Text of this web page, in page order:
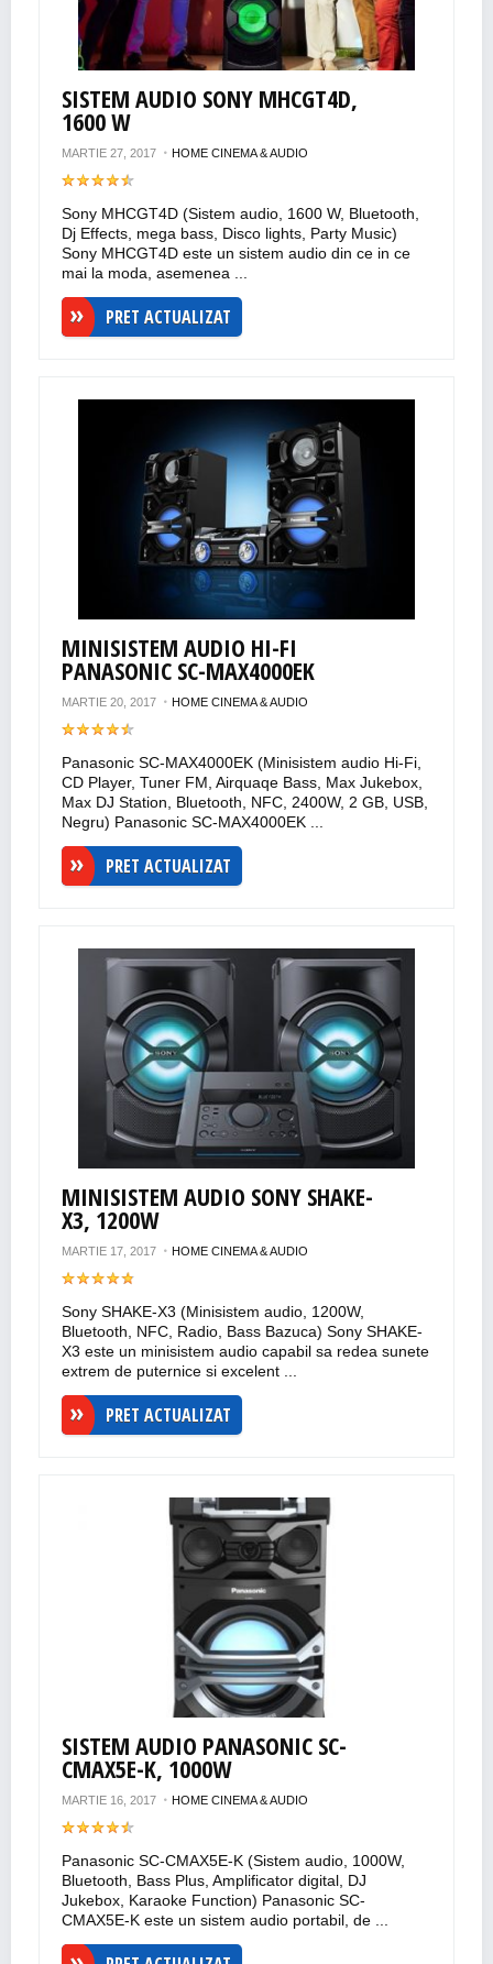
SISTEM AUDIO SONY MHCGT4D,
1600 W
MARTIE 27, 2017 HOME CINEMA & AUDIO
Sony MHCGT4D (Sistem audio, 1600 W, Bluetooth,
Dj Effects, mega bass, Disco lights, Party Music)
Sony MHCGT4D este un sistem audio din ce in ce
mai la moda, asemenea ...
PRET ACTUALIZAT
MINISISTEM AUDIO HI-FI
PANASONIC SC-MAX4000EK
MARTIE 20, 2017 HOME CINEMA & AUDIO
Panasonic SC-MAX4000EK (Minisistem audio Hi-Fi,
CD Player, Tuner FM, Airquaqe Bass, Max Jukebox,
Max DJ Station, Bluetooth, NFC, 2400W, 2 GB, USB,
Negru) Panasonic SC-MAX4000EK ...
PRET ACTUALIZAT
MINISISTEM AUDIO SONY SHAKE-
X3, 1200W
MARTIE 17, 2017 HOME CINEMA & AUDIO
Sony SHAKE-X3 (Minisistem audio, 1200W,
Bluetooth, NFC, Radio, Bass Bazuca) Sony SHAKE-
X3 este un minisistem audio capabil sa redea sunete
extrem de puternice si excelent ...
PRET ACTUALIZAT
SISTEM AUDIO PANASONIC SC-
CMAX5E-K, 1000W
MARTIE 16, 2017 HOME CINEMA & AUDIO
Panasonic SC-CMAX5E-K (Sistem audio, 1000W,
Bluetooth, Bass Plus, Amplificator digital, DJ
Jukebox, Karaoke Function) Panasonic SC-
CMAX5E-K este un sistem audio portabil, de ...